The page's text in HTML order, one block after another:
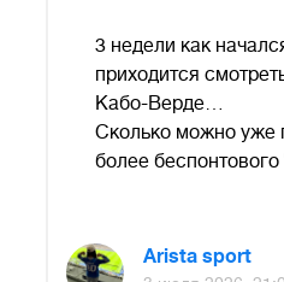
3 недели как
приходится
Кабо-Верде…
Сколько можно уже
более
Arista sport